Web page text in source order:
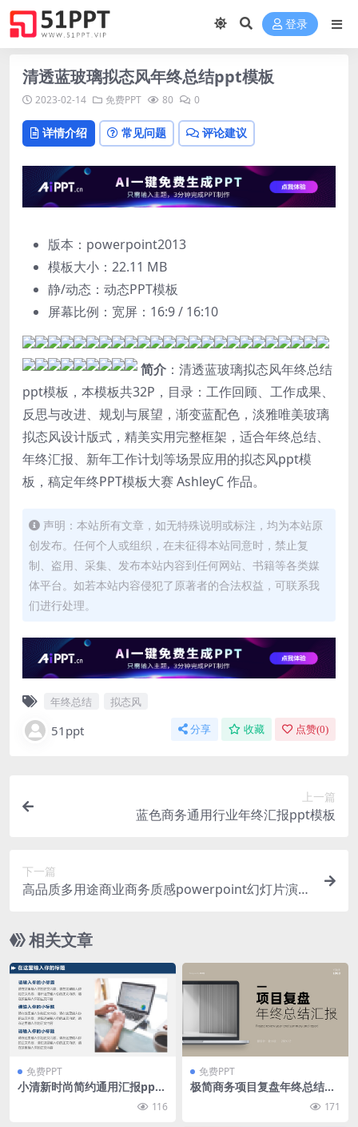
登录
清透蓝玻璃拟态风年终总结ppt模板
2023-02-14 免费PPT 80 0
详情介绍 常见问题 评论建议
版本：powerpoint2013
模板大小： 22.11 MB
静/动态：动态PPT模板
屏幕比例：宽屏：16:9 / 16:10
简介 ：清透蓝玻璃拟态风年终总结
ppt模板，本模板共32P，目录：工作回顾、工作成果、
反思与改进、规划与展望，渐变蓝配色，淡雅唯美玻璃
拟态风设计版式，精美实用完整框架，适合年终总结、
年终汇报、新年工作计划等场景应用的拟态风ppt模
板，稿定年终PPT模板大赛 AshleyC 作品。
声明：本站所有文章，如无特殊说明或标注，均为本站原
创发布。任何个人或组织，在未征得本站同意时，禁止复
制、盗用、采集、发布本站内容到任何网站、书籍等各类媒
体平台。如若本站内容侵犯了原著者的合法权益，可联系我
们进行处理。
年终总结 拟态风
51ppt 分享 收藏 点赞(0)
上一篇
蓝色商务通用行业年终汇报ppt模板
下一篇
高品质多用途商业商务质感powerpoint幻灯片演示
相关文章
免费PPT
小清新时尚简约通用汇报ppt
116
免费PPT
极简商务项目复盘年终总结汇
171